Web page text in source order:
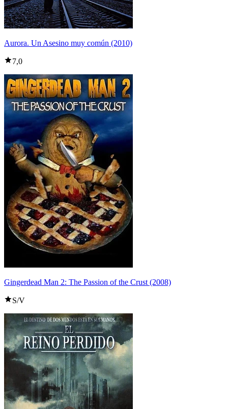
Aurora. Un Asesino muy común (2010)
7,0
Gingerdead Man 2: The Passion of the Crust (2008)
S/V